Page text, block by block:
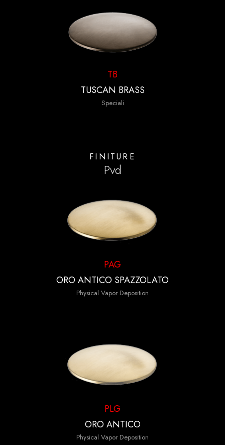
TB
TUSCAN BRASS
Speciali
FINITURE
Pvd
PAG
ORO ANTICO SPAZZOLATO
Physical Vapor Deposition
PLG
ORO ANTICO
Physical Vapor Deposition